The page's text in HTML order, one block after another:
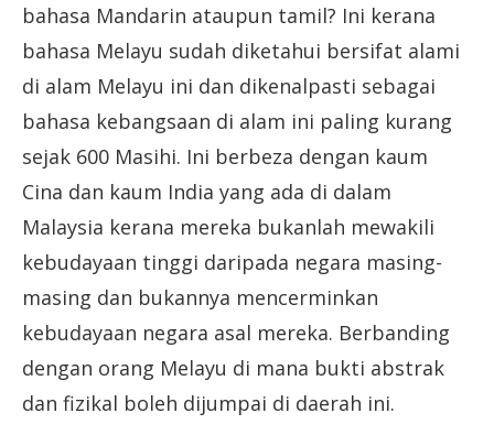
bahasa Mandarin ataupun tamil? Ini kerana
bahasa Melayu sudah diketahui bersifat alami
di alam Melayu ini dan dikenalpasti sebagai
bahasa kebangsaan di alam ini paling kurang
sejak 600 Masihi. Ini berbeza dengan kaum
Cina dan kaum India yang ada di dalam
Malaysia kerana mereka bukanlah mewakili
kebudayaan tinggi daripada negara masing-
masing dan bukannya mencerminkan
kebudayaan negara asal mereka. Berbanding
dengan orang Melayu di mana bukti abstrak
dan fizikal boleh dijumpai di daerah ini.